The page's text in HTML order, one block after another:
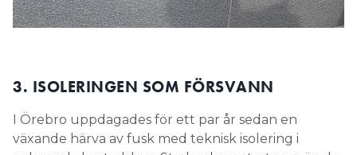
3. ISOLERINGEN SOM FÖRSVANN
I Örebro uppdagades för ett par år sedan en
växande härva av fusk med teknisk isolering i